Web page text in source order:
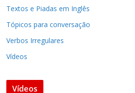
Textos e Piadas em Inglês
Tópicos para conversação
Verbos Irregulares
Vídeos
Vídeos